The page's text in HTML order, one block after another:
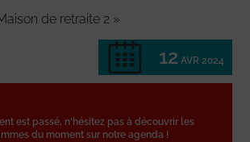
de retraite 2 »
12 AVR 2024
est passé, n'hésitez pas à découvrir les
du moment sur notre agenda !